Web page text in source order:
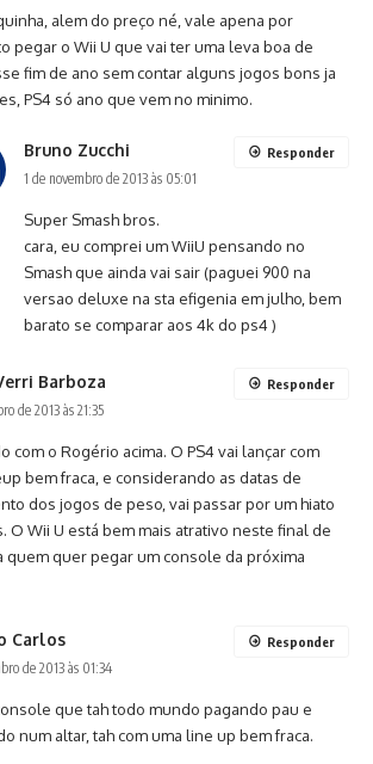
alem do preço né, vale apena por
pegar o Wii U que vai ter uma leva boa de
fim de ano sem contar alguns jogos bons ja
PS4 só ano que vem no minimo.
Bruno Zucchi
1 de novembro de 2013 às 05:01
Super Smash bros.
cara, eu comprei um WiiU pensando no
Smash que ainda vai sair (paguei 900 na
versao deluxe na sta efigenia em julho, bem
barato se comparar aos 4k do ps4 )
Responder
Barboza
de 2013 às 21:35
com o Rogério acima. O PS4 vai lançar com
bem fraca, e considerando as datas de
dos jogos de peso, vai passar por um hiato
O Wii U está bem mais atrativo neste final de
quem quer pegar um console da próxima
Responder
Carlos
de 2013 às 01:34
que tah todo mundo pagando pau e
num altar, tah com uma line up bem fraca.
Responder